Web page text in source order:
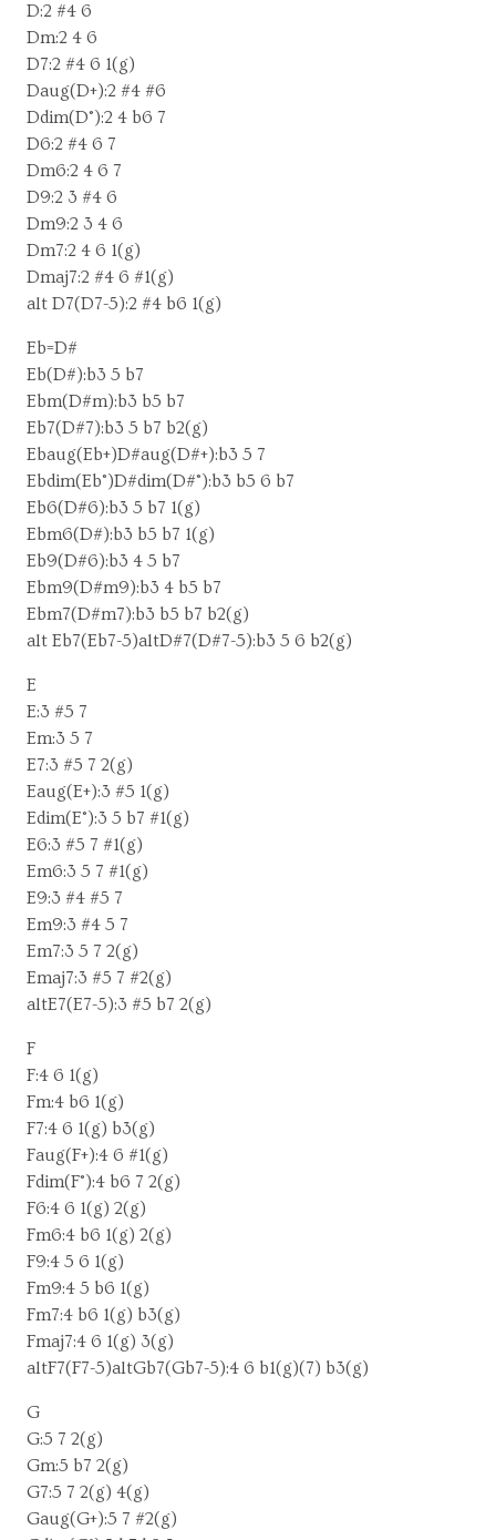
D:2 #4 6
Dm:2 4 6
D7:2 #4 6 1(g)
Daug(D+):2 #4 #6
Ddim(D°):2 4 b6 7
D6:2 #4 6 7
Dm6:2 4 6 7
D9:2 3 #4 6
Dm9:2 3 4 6
Dm7:2 4 6 1(g)
Dmaj7:2 #4 6 #1(g)
alt D7(D7-5):2 #4 b6 1(g)
Eb=D#
Eb(D#):b3 5 b7
Ebm(D#m):b3 b5 b7
Eb7(D#7):b3 5 b7 b2(g)
Ebaug(Eb+)D#aug(D#+):b3 5 7
Ebdim(Eb°)D#dim(D#°):b3 b5 6 b7
Eb6(D#6):b3 5 b7 1(g)
Ebm6(D#):b3 b5 b7 1(g)
Eb9(D#6):b3 4 5 b7
Ebm9(D#m9):b3 4 b5 b7
Ebm7(D#m7):b3 b5 b7 b2(g)
alt Eb7(Eb7-5)altD#7(D#7-5):b3 5 6 b2(g)
E
E:3 #5 7
Em:3 5 7
E7:3 #5 7 2(g)
Eaug(E+):3 #5 1(g)
Edim(E°):3 5 b7 #1(g)
E6:3 #5 7 #1(g)
Em6:3 5 7 #1(g)
E9:3 #4 #5 7
Em9:3 #4 5 7
Em7:3 5 7 2(g)
Emaj7:3 #5 7 #2(g)
altE7(E7-5):3 #5 b7 2(g)
F
F:4 6 1(g)
Fm:4 b6 1(g)
F7:4 6 1(g) b3(g)
Faug(F+):4 6 #1(g)
Fdim(F°):4 b6 7 2(g)
F6:4 6 1(g) 2(g)
Fm6:4 b6 1(g) 2(g)
F9:4 5 6 1(g)
Fm9:4 5 b6 1(g)
Fm7:4 b6 1(g) b3(g)
Fmaj7:4 6 1(g) 3(g)
altF7(F7-5)altGb7(Gb7-5):4 6 b1(g)(7) b3(g)
G
G:5 7 2(g)
Gm:5 b7 2(g)
G7:5 7 2(g) 4(g)
Gaug(G+):5 7 #2(g)